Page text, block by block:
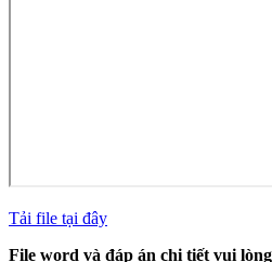
Tải file tại đây
File word và đáp án chi tiết vui